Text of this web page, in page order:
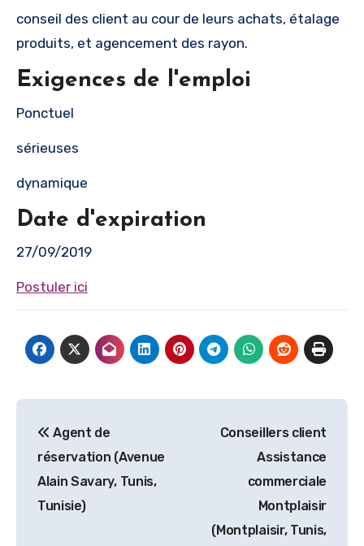
conseil des client au cour de leurs achats, étalage
produits, et agencement des rayon.
Exigences de l'emploi
Ponctuel
sérieuses
dynamique
Date d'expiration
27/09/2019
Postuler ici
de
l’article
Agent de
réservation (Avenue
Alain Savary, Tunis,
Tunisie)
Conseillers client
Assistance
commerciale
Montplaisir
(Montplaisir, Tunis,